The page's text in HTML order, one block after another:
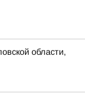
области,